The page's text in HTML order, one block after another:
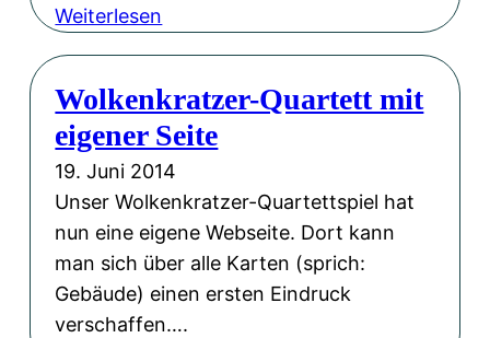
Weiterlesen
c
h
m
e
s
s
e
B
Wolkenkratzer-Quartett mit
eigener Seite
19. Juni 2014
Unser Wolkenkratzer-Quartettspiel hat
nun eine eigene Webseite. Dort kann
man sich über alle Karten (sprich:
Gebäude) einen ersten Eindruck
verschaffen….